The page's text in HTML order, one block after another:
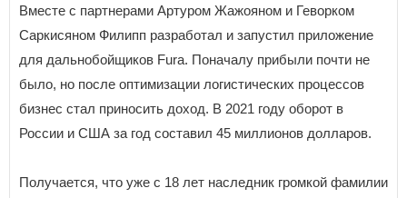
Вместе с партнерами Артуром Жажояном и Геворком
Саркисяном Филипп разработал и запустил приложение
для дальнобойщиков Fura. Поначалу прибыли почти не
было, но после оптимизации логистических процессов
бизнес стал приносить доход. В 2021 году оборот в
России и США за год составил 45 миллионов долларов.
Получается, что уже с 18 лет наследник громкой фамилии